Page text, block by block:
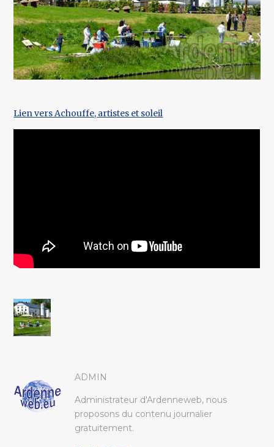
Lien vers Achouffe, artistes et soleil
ADMIN
Administrateur d'Ardenneweb, nous
proposons du contenu journalier
gratuitement.